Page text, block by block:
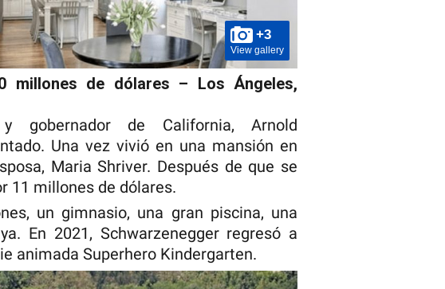
+3
View gallery
millones de dólares – Los Ángeles,
gobernador de California, Arnold
Una vez vivió en una mansión en
Maria Shriver. Después de que se
11 millones de dólares.
un gimnasio, una gran piscina, una
En 2021, Schwarzenegger regresó a
animada Superhero Kindergarten.